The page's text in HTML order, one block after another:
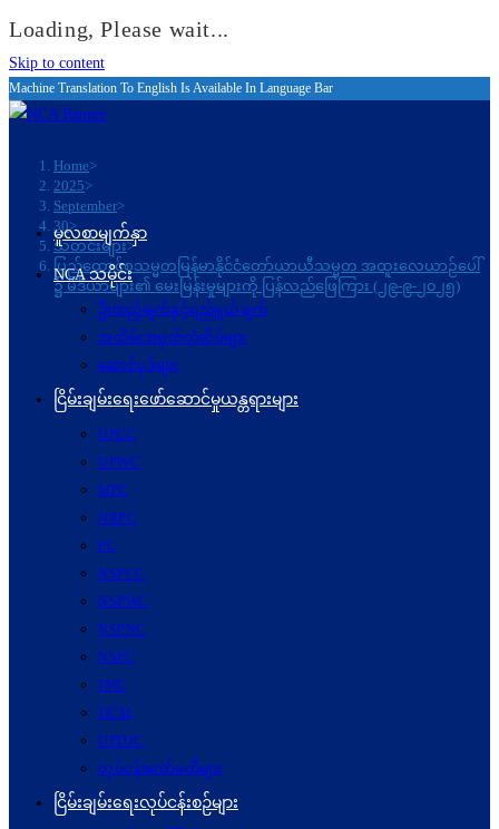
Loading, Please wait...
Skip to content
Machine Translation To English Is Available In Language Bar
Home>
2025>
September>
30>
သတင်းများ>
ပြည်ထောင်စုသမ္မတမြန်မာနိုင်ငံတော်ယာယီသမ္မတ အထူးလေယာဉ်ပေါ်
၌ မီဒီယာများ၏ မေးမြန်းမှုများကို ပြန်လည်ဖြေကြား (၂၉-၉-၂၀၂၅)
မူလစာမျက်နှာ
NCA သမိုင်း
ဦးတည်ချက်နှင့်ရည်ရွယ်ချက်
အထိမ်းအမှတ်တံဆိပ်များ
ဆောင်ပုဒ်များ
ငြိမ်းချမ်းရေးဖော်‌ဆောင်မှုယန္တရားများ
UPCC
UPWC
MPC
NRPC
PC
NSPCC
NSPWC
NSPNC
NSPC
JMC
JICM
UPDJC
လုပ်ငန်းကော်မတီများ
ငြိမ်းချမ်းရေးလုပ်ငန်းစဉ်များ